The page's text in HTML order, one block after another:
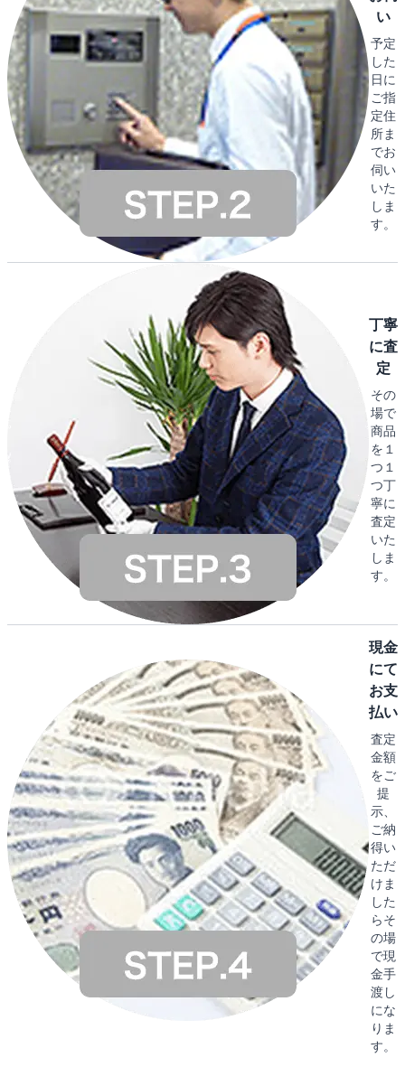
い
予定
した
日に
ご指
定住
所ま
でお
伺い
いた
しま
す。
丁寧
に査
定
その
場で
商品
を１
つ１
つ丁
寧に
査定
いた
しま
す。
現金
にて
お支
払い
査定
金額
をご
提
示、
ご納
得い
ただ
けま
した
らそ
の場
で現
金手
渡し
にな
りま
す。